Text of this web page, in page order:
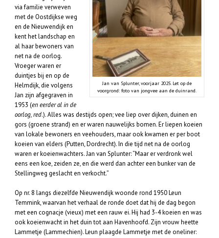
Jan van Splunter, voorjaar 2025. Let op de
voorgrond: foto van jongvee aan de duinrand.
via familie verweven
met de Oostdijkse weg
en de Nieuwendijk en
kent het landschap en
al haar bewoners van
net na de oorlog.
Vroeger waren er
duintjes bij en op de
Helmdijk, die volgens
Jan zijn afgegraven in
1953 (en eerder al in de
oorlog, red.). Alles was destijds open; vee liep over dijken, duinen en
gors (groene strand) en er waren nauwelijks bomen. Er liepen koeien
van lokale bewoners en veehouders, maar ook kwamen er per boot
koeien van elders (Putten, Dordrecht). In die tijd net na de oorlog
waren er koeienwachters. Jan van Splunter:“Maar er verdronk wel
eens een koe, zeiden ze, en die werd dan achter een bunker van de
Stellingweg geslacht en verkocht.”
Op nr. 8 langs diezelfde Nieuwendijk woonde rond 1950 Leun
Temmink, waarvan het verhaal de ronde doet dat hij de dag begon
met een cognacje (vieux) met een rauw ei. Hij had 3-4 koeien en was
ook koeienwacht in het duin tot aan Havenhoofd. Zijn vrouw heette
Lammetje (Lammechien). Leun plaagde Lammetje met de oneliner: